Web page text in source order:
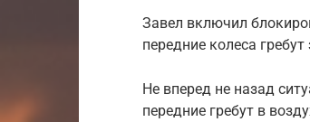
Завел включил
передние колеса
Не вперед не назад
передние гребут в